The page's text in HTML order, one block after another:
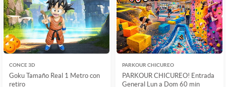
CONCE 3D
Goku Tamaño Real 1 Metro con
retiro
PARKOUR CHICUREO
PARKOUR CHICUREO! Entrada
General Lun a Dom 60 min